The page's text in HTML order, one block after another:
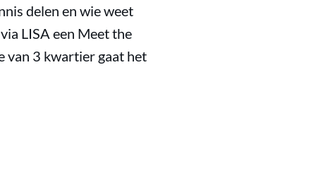
delen en wie weet
LISA een Meet the
van 3 kwartier gaat het